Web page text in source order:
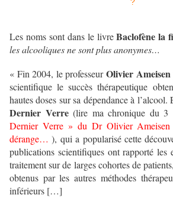
Les noms sont dans le livreBaclofène la
les alcooliques ne sont plus anonymes…
« Fin 2004, le professeurOlivier Ameisen
scientifique le succès thérapeutique
hautes doses sur sa dépendance à
Dernier Verre(lire ma chronique du 3
Dernier Verre » du Dr Olivier
dérange…), qui a popularisé cette
publications scientifiques ont rapporté les
traitement sur de larges cohortes de
obtenus par les autres méthodes
inférieurs […]